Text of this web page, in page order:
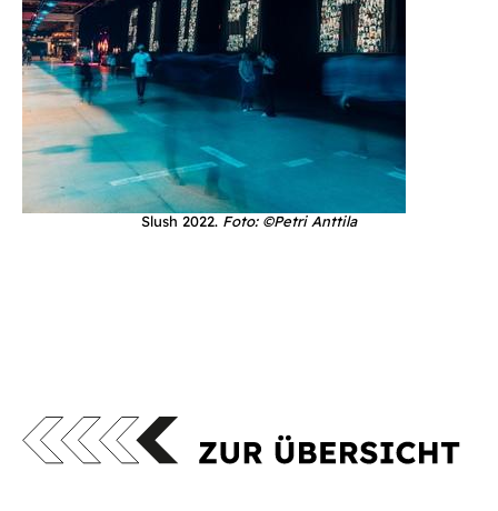
Slush 2022. Foto: ©Petri Anttila